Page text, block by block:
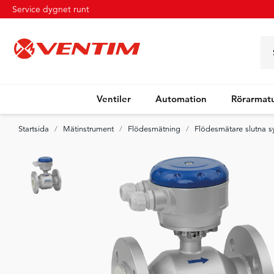
Service dygnet runt
Ventiler Automation
Startsida Mätinstrument Flödesmätning Flödesmätare slutna